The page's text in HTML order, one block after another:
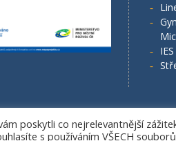
Copyright. All rights
poskytli co nejrelevantnější
s používáním VŠECH